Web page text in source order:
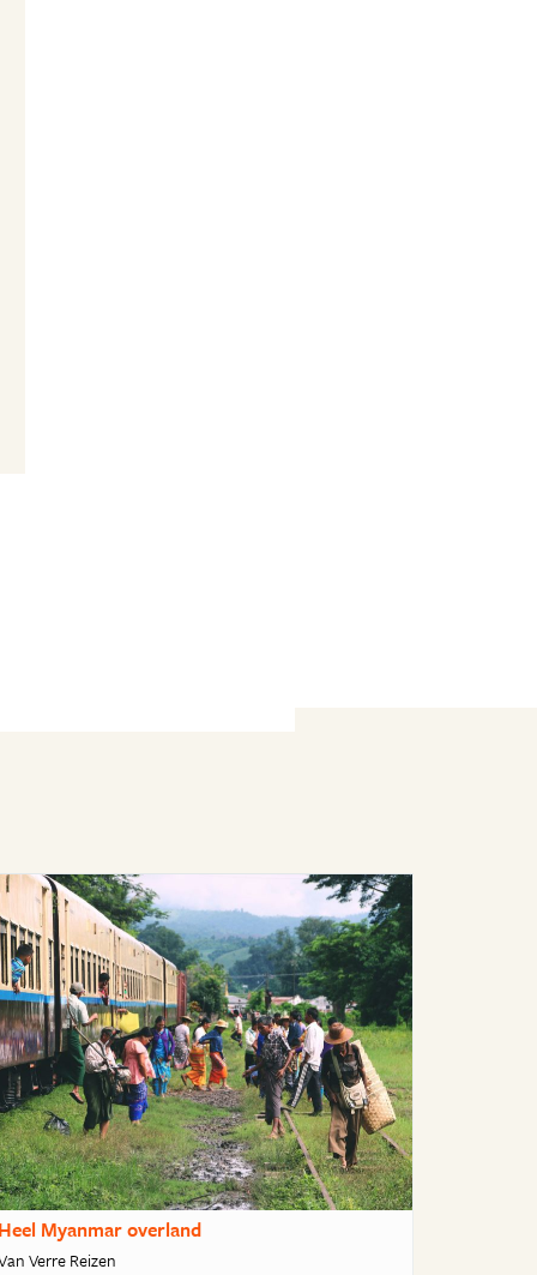
Heel Myanmar overland
Verre Reizen